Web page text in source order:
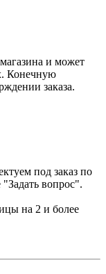
и может
Конечную
заказа.
под заказ по
"Задать вопрос".
на 2 и более